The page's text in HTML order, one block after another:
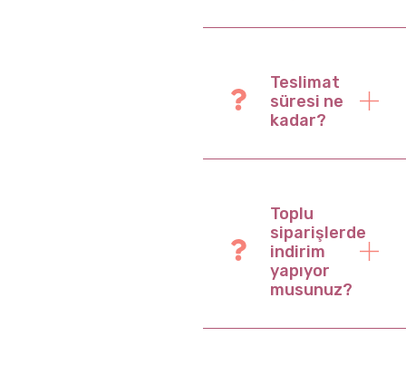
Teslimat
süresi ne
kadar?
Toplu
siparişlerde
indirim
yapıyor
musunuz?